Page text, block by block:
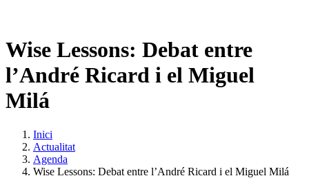
Wise Lessons: Debat entre
l’André Ricard i el Miguel
Milá
Inici
Actualitat
Agenda
Wise Lessons: Debat entre l’André Ricard i el Miguel Milá